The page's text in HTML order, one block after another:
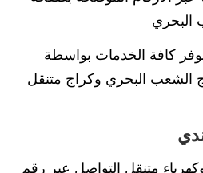
البحري
كافة الخدمات بواسطة
الشعب البحري وكراج متنقل
متنقل التواصل عبر رقم